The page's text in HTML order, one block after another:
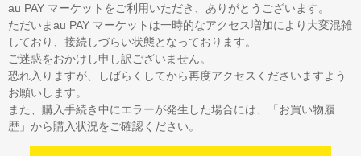
au PAY マーケットをご利用いただき、ありがとうございます。
ただいまau PAY マーケットは一時的なアクセス増加により大変混雑
しており、接続しづらい状態となっております。
ご迷惑をおかけし申し訳ございません。
恐れ入りますが、しばらくしてから再度アクセスくださいますよう
お願いします。
また、購入手続き中にエラーが発生した場合には、「お買い物履
歴」から購入状況をご確認ください。